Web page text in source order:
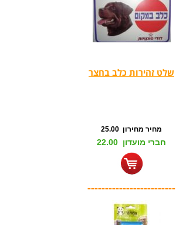
שלט זהירות כלב בחצר
מחיר מחירון 25.00
חברי מועדון 22.00
-------------------------